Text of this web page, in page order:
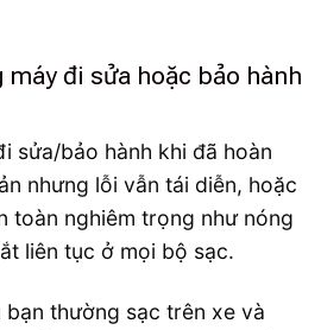
máy đi sửa hoặc bảo hành
sửa/bảo hành khi đã hoàn
nhưng lỗi vẫn tái diễn, hoặc
toàn nghiêm trọng như nóng
liên tục ở mọi bộ sạc.
bạn thường sạc trên xe và